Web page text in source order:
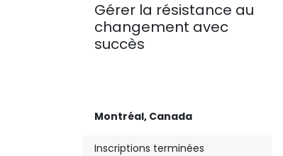
Gérer la résistance au
changement avec
succès
Montréal, Canada
Inscriptions terminées